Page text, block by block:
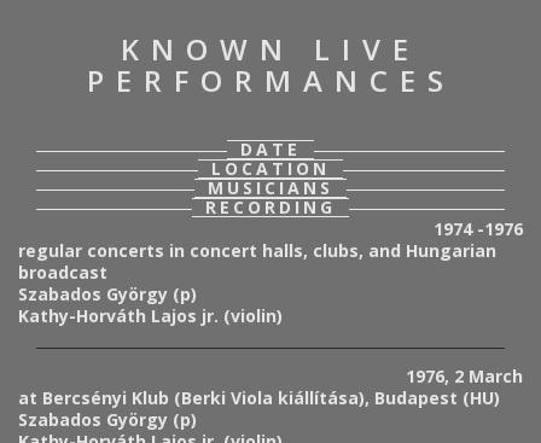
KNOWN LIVE
PERFORMANCES
DATE
LOCATION
MUSICIANS
RECORDING
1974 -1976
regular concerts in concert halls, clubs, and Hungarian
broadcast
Szabados György (p)
Kathy-Horváth Lajos jr. (violin)
1976, 2 March
at Bercsényi Klub (Berki Viola kiállítása), Budapest (HU)
Szabados György (p)